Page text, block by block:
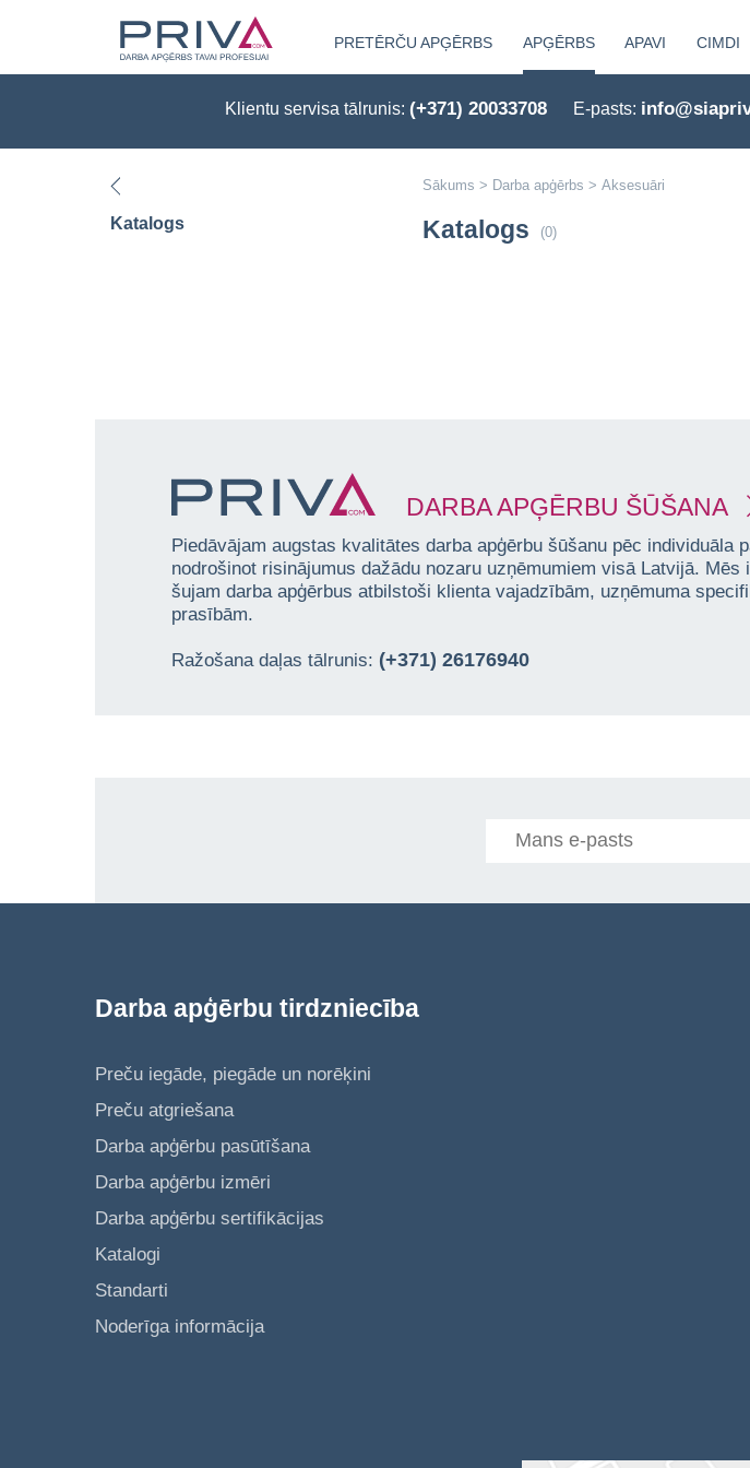
PRETĒRČU APĢĒRBS APĢĒRBS APAVI CIMDI
Klientu servisa tālrunis: (+371) 20033708 E-pasts:
Katalogs
Sākums > Darba apģērbs > Aksesuāri
Katalogs (0)
DARBA APĢĒRBU ŠŪŠANA
Piedāvājam augstas kvalitātes darba apģērbu šūšanu pēc individuāla
nodrošinot risinājumus dažādu nozaru uzņēmumiem visā Latvijā. Mēs
šujam darba apģērbus atbilstoši klienta vajadzībām, uzņēmuma
prasībām.
Ražošana daļas tālrunis: (+371) 26176940
Darba apģērbu tirdzniecība
Preču iegāde, piegāde un norēķini
Preču atgriešana
Darba apģērbu pasūtīšana
Darba apģērbu izmēri
Darba apģērbu sertifikācijas
Katalogi
Standarti
Noderīga informācija